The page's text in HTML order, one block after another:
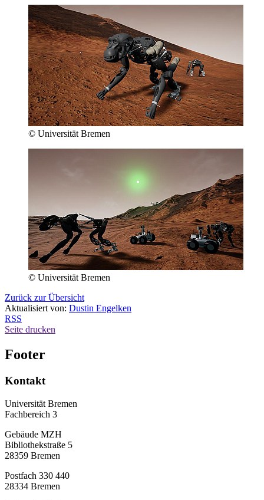
© Universität Bremen
© Universität Bremen
Zurück zur Übersicht
Aktualisiert von: Dustin Engelken
RSS
Seite drucken
Footer
Kontakt
Universität Bremen
Fachbereich 3
Gebäude MZH
Bibliothekstraße 5
28359 Bremen
Postfach 330 440
28334 Bremen